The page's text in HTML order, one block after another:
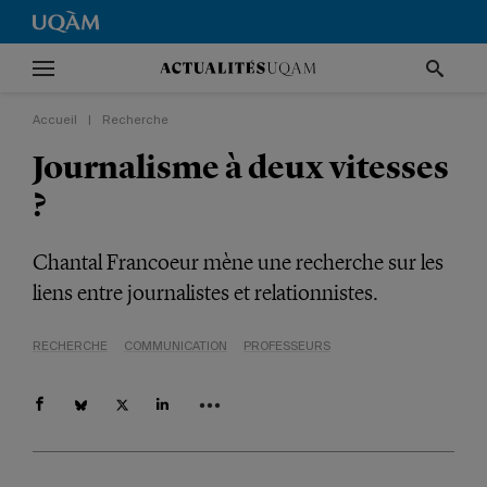
Accueil Recherche
Journalisme à deux vitesses
?
Chantal Francoeur mène une recherche sur les
liens entre journalistes et relationnistes.
RECHERCHE COMMUNICATION PROFESSEURS